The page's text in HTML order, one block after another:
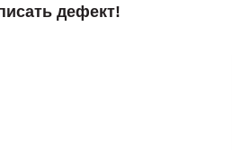
дефект!